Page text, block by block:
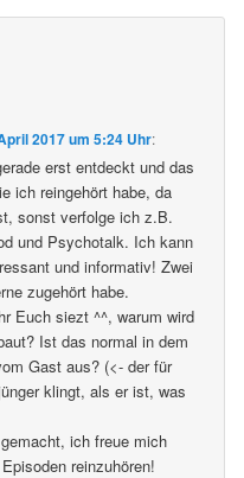
2017 um 5:24 Uhr:
erst entdeckt und das
ich reingehört habe, da
sonst verfolge ich z.B.
und Psychotalk. Ich kann
und informativ! Zwei
zugehört habe.
Euch siezt ^^, warum wird
Ist das normal in dem
Gast aus? (<- der für
klingt, als er ist, was
ich freue mich
reinzuhören!